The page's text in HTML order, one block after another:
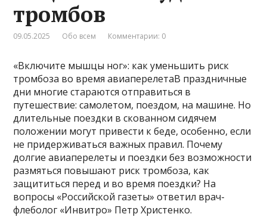
тромбов
09.05.2025 Обо всем Комментарии: 0
«Включите мышцы ног»: как уменьшить риск
тромбоза во время авиаперелетаВ праздничные
дни многие стараются отправиться в
путешествие: самолетом, поездом, на машине. Но
длительные поездки в скованном сидячем
положении могут привести к беде, особенно, если
не придерживаться важных правил. Почему
долгие авиаперелеты и поездки без возможности
размяться повышают риск тромбоза, как
защититься перед и во время поездки? На
вопросы «Российской газеты» ответил врач-
флеболог «Инвитро» Петр Христенко.